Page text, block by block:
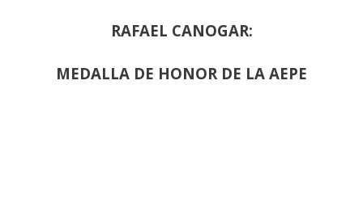
RAFAEL CANOGAR:
MEDALLA DE HONOR DE LA AEPE